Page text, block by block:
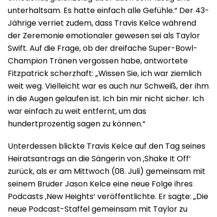
unterhaltsam. Es hatte einfach alle Gefühle.“ Der 43-
Jährige verriet zudem, dass Travis Kelce während
der Zeremonie emotionaler gewesen sei als Taylor
Swift. Auf die Frage, ob der dreifache Super-Bowl-
Champion Tränen vergossen habe, antwortete
Fitzpatrick scherzhaft: „Wissen Sie, ich war ziemlich
weit weg. Vielleicht war es auch nur Schweiß, der ihm
in die Augen gelaufen ist. Ich bin mir nicht sicher. Ich
war einfach zu weit entfernt, um das
hundertprozentig sagen zu können.“
Unterdessen blickte Travis Kelce auf den Tag seines
Heiratsantrags an die Sängerin von ‚Shake It Off‘
zurück, als er am Mittwoch (08. Juli) gemeinsam mit
seinem Bruder Jason Kelce eine neue Folge ihres
Podcasts ‚New Heights‘ veröffentlichte. Er sagte: „Die
neue Podcast-Staffel gemeinsam mit Taylor zu